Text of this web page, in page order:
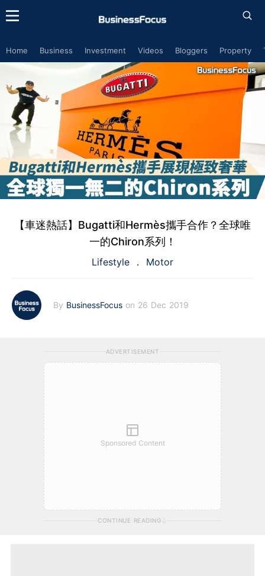
Home Business Investment Videos Bloggers Property
【車迷熱話】Bugatti和Hermès攜手合作？全球唯
一的Chiron系列！
Lifestyle Motor
By BusinessFocus on 26 Dec 2019
ADVERTISEMENT
Sponsored Content
CONTINUE READING